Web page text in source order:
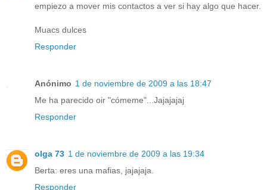
empiezo a mover mis contactos a ver si hay algo que hacer.
Muacs dulces
Responder
Anónimo 1 de noviembre de 2009 a las 18:47
Me ha parecido oir "cómeme"...Jajajajaj
Responder
olga 73 1 de noviembre de 2009 a las 19:34
Berta: eres una mafias, jajajaja.
Responder